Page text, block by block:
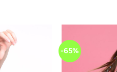
-65%